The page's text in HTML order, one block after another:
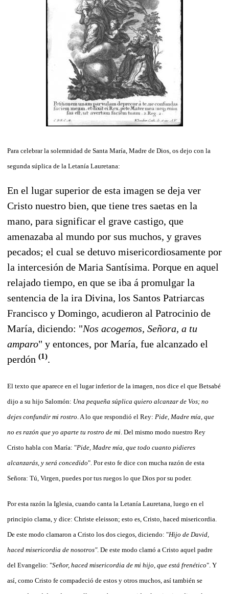
Para celebrar la solemnidad de Santa María, Madre de Dios, os dejo con la
segunda súplica de la Letanía Lauretana:
En el lugar superior de esta imagen se deja ver
Cristo nuestro bien, que tiene tres saetas en la
mano, para significar el grave castigo, que
amenazaba al mundo por sus muchos, y graves
pecados; el cual se detuvo misericordiosamente por
la intercesión de Maria Santísima. Porque en aquel
relajado tiempo, en que se iba á promulgar la
sentencia de la ira Divina, los Santos Patriarcas
Francisco y Domingo, acudieron al Patrocinio de
María, diciendo: "Nos acogemos, Señora, a tu
amparo" y entonces, por María, fue alcanzado el
perdón (1).
El texto que aparece en el lugar inferior de la imagen, nos dice el que Betsabé
dijo a su hijo Salomón:  Una pequeña súplica quiero alcanzar de Vos; no
dejes confundir mi rostro . A lo que respondió el Rey:  Pide, Madre mía, que
no es razón que yo aparte tu rostro de mi . Del mismo modo nuestro Rey
Cristo habla con María: "Pide, Madre mía, que todo cuanto pidieres
alcanzarás, y será concedido". Por esto fe dice con mucha razón de esta
Señora: Tú, Virgen, puedes por tus ruegos lo que Dios por su poder.
Por esta razón la Iglesia, cuando canta la Letanía Lauretana, luego en el
principio clama, y dice: Christe eleisson; esto es, Cristo, haced misericordia.
De este modo clamaron a Cristo los dos ciegos, diciendo: "Hijo de David,
haced misericordia de nosotros". De este modo clamó a Cristo aquel padre
del Evangelio: "Señor, haced misericordia de mi hijo, que está frenético". Y
así, como Cristo fe compadeció de estos y otros muchos, así también se